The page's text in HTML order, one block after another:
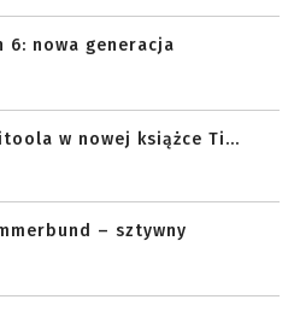
6: nowa generacja
w nowej książce Ti...
– sztywny